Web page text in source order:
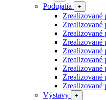
Podujatia +
Zrealizované
Zrealizované
Zrealizované
Zrealizované
Zrealizované
Zrealizované
Zrealizované
Zrealizované
Zrealizované
Výstavy
+